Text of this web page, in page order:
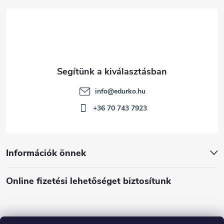
Információk önnek
Online fizetési lehetőséget biztosítunk
info@edurko.hu
+36 70 743 7923